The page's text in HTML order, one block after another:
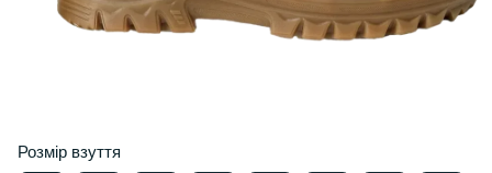
Розмір взуття